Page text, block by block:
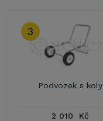
3
Podvozek s koly
2 010 Kč